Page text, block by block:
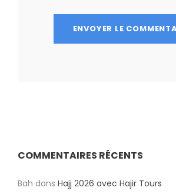
COMMENTAIRES RÉCENTS
Bah dans Hajj 2026 avec Hajir Tours